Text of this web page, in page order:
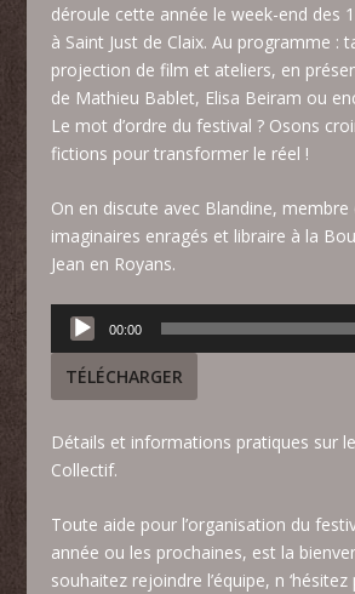
déroule cette année le week-end des
à Saint Just de Claix. Au programme :
projection de film et ateliers, en
de Mathieu Bablet, Elisa Beiram ou
Le mot d’ordre du festival ? Osons
fictions pour transformer le réel !
On en discute avec Blandine, membre
imaginaires enragés et libraire à la
Jean en Royans.
Lecteur
audio
00:00
TÉLÉCHARGER
Détails et informations pratiques sur le
Collectif.
Toute aide pour l’organisation du
année ou les prochaines, est la
souhaitez rejoindre l’équipe, n ‘hésitez